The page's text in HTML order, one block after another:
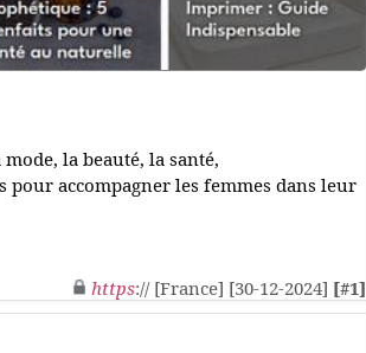
la beauté, la santé,
accompagner les femmes dans leur
https:// [France] [30-12-2024] [#1]